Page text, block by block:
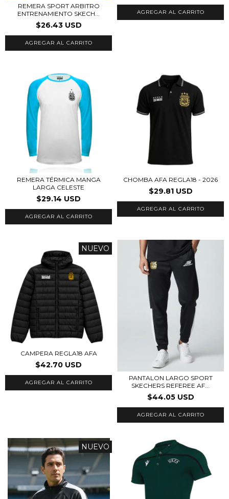
REMERA SPORT ARBITRO
ENTRENAMIENTO SKECH...
$26.43 USD
AGREGAR AL CARRITO
AGREGAR AL CARRITO
REMERA TÉRMICA MANGA
LARGA CELESTE
$29.14 USD
AGREGAR AL CARRITO
CHOMBA AFA REGLA18 - 2026
$29.81 USD
AGREGAR AL CARRITO
NUEVO
CAMPERA REGLA18 AFA
$42.70 USD
AGREGAR AL CARRITO
PANTALON LARGO SPORT
SKECHERS REFEREE AF...
$44.05 USD
AGREGAR AL CARRITO
NUEVO